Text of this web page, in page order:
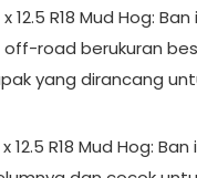
12.5 R18 Mud Hog:
road berukuran
yang dirancang
12.5 R18 Mud Hog: